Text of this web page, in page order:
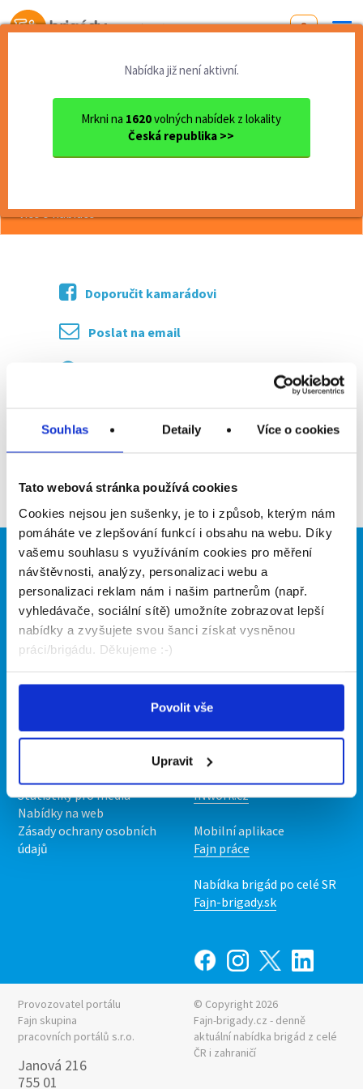
Souhlas Detaily Více o cookies
Tato webová stránka používá cookies
Cookies nejsou jen sušenky, je to i způsob, kterým nám
pomáháte ve zlepšování funkcí i obsahu na webu. Díky
vašemu souhlasu s využíváním cookies pro měření
návštěvnosti, analýzy, personalizaci webu a
personalizaci reklam nám i našim partnerům (např.
vyhledávače, sociální sítě) umožníte zobrazovat lepší
nabídky a zvyšujete svou šanci získat vysněnou
práci/brigádu. Děkujeme :-)
Povolit vše
Upravit
Od první brigády
Nabídka již není aktivní.
Mrkni na 1620volných nabídek z lokality
Česká republika >>
Pardubický kraj
okres Ústí nad Orlicí
Ústí nad Orlicí
Obsluha zmrzlinového stánku
Obsluha zmrzlinového stánku
více o nabídce >>
Doporučit kamarádovi
Poslat na email
Brigádníci
Články
Hledané brigády
Firmy
Vložit inzerát
Ceník
Propagace
O portálu
O nás
Statistiky pro média
Nabídky na web
Zásady ochrany osobních
údajů
Naše další projekty
Fajn brigády
INwork.cz
Mobilní aplikace
Fajn práce
Nabídka brigád po celé SR
Fajn-brigady.sk
Provozovatel portálu
Fajn skupina
pracovních portálů s.r.o.
Janová 216
755 01
© Copyright 2026
Fajn-brigady.cz - denně
aktuální nabídka brigád z celé
ČR i zahraničí